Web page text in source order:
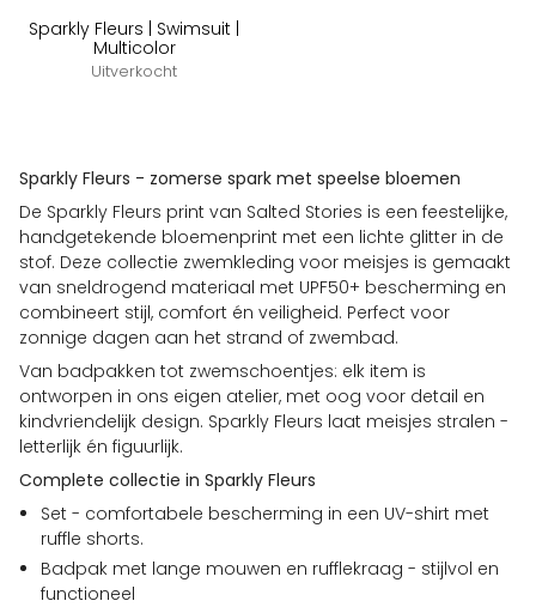
Sparkly Fleurs | Swimsuit |
Multicolor
Uitverkocht
Sparkly Fleurs - zomerse spark met speelse bloemen
De Sparkly Fleurs print van Salted Stories is een feestelijke,
handgetekende bloemenprint met een lichte glitter in de
stof. Deze collectie zwemkleding voor meisjes is gemaakt
van sneldrogend materiaal met UPF50+ bescherming en
combineert stijl, comfort én veiligheid. Perfect voor
zonnige dagen aan het strand of zwembad.
Van badpakken tot zwemschoentjes: elk item is
ontworpen in ons eigen atelier, met oog voor detail en
kindvriendelijk design. Sparkly Fleurs laat meisjes stralen -
letterlijk én figuurlijk.
Complete collectie in Sparkly Fleurs
Set - comfortabele bescherming in een UV-shirt met
ruffle shorts.
Badpak met lange mouwen en rufflekraag - stijlvol en
functioneel